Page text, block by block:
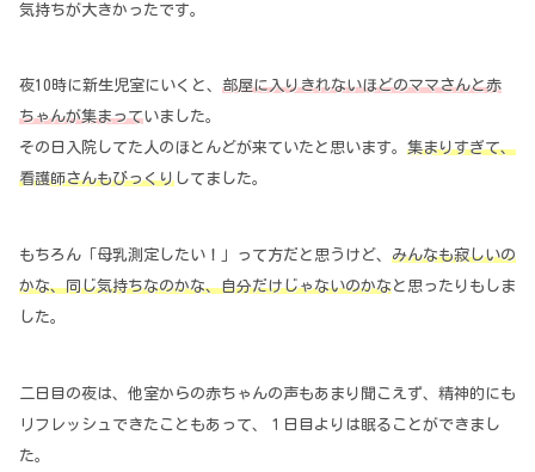
気持ちが大きかったです。
夜10時に新生児室にいくと、 部屋に入りきれないほどのママさんと赤
ちゃんが集まっていました。
その日入院してた人のほとんどが来ていたと思います。 集まりすぎて、
看護師さんもびっくりしてました。
もちろん「母乳測定したい！」って方だと思うけど、 みんなも寂しいの
かな、同じ気持ちなのかな、自分だけじゃないのかなと思ったりもしま
した。
二日目の夜は、他室からの赤ちゃんの声もあまり聞こえず、精神的にも
リフレッシュできたこともあって、１日目よりは眠ることができまし
た。